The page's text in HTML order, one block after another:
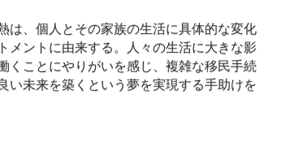
は、個人とその家族の生活に具体的な変化
メントに由来する。人々の生活に大きな影
くことにやりがいを感じ、複雑な移民手続
い未来を築くという夢を実現する手助けを